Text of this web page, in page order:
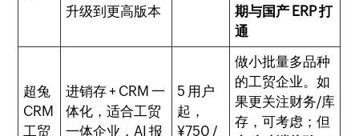
升级到更高版本
期与国产 ERP 打
通
超兔
CRM
工贸
进销存 + CRM 一
体化，适合工贸
一体企业，AI 报
5 用户
起，
¥750 /
做小批量多品种
的工贸企业。如
果更关注财务/库
存，可考虑；但